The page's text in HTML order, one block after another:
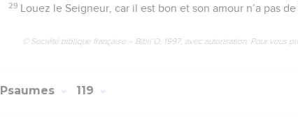
29 Louez le Seigneur, car il est bon et son amour n’a pas de
© Société biblique française – Bibli’O, 1997, avec autorisation. Pour
Psaumes 119